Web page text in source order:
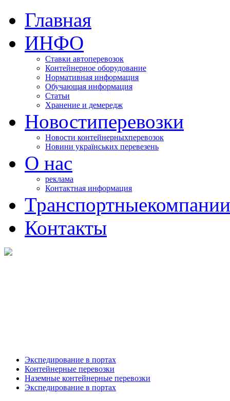
Главная
ИНФО
Ставки автоперевозок
Контейнерное оборудование
Нормативная информация
Обучающая информация
Статьи
Хранение и демередж
Новостиперевозки
Новости контейнерныхперевозок
Новини українських перевезень
О нас
реклама
Контактная информация
Транспортныекомпании
Контакты
Экспедирование в портах
Контейнерные перевозки
Наземные контейнерные перевозки
Экспедирование в портах